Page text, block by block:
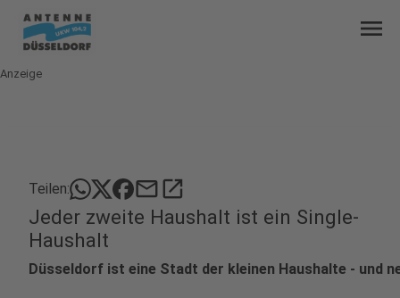
menu
Anzeige
Teilen: mailopen_in_new
Jeder zweite Haushalt ist ein Single-
Haushalt
Düsseldorf ist eine Stadt der kleinen Haushalte - und